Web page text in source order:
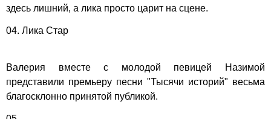
здесь лишний, а лика просто царит на сцене.
04. Лика Стар
Валерия вместе с молодой певицей Назимой
представили премьеру песни "Тысячи историй" весьма
благосклонно принятой публикой.